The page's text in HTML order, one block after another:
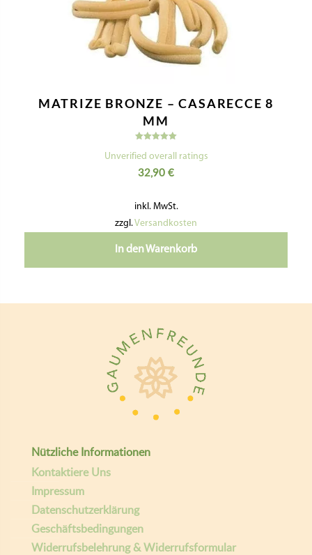
MATRIZE BRONZE – CASARECCE 8
MM
mit
von 5
Unverified overall ratings
32,90 €
inkl. MwSt.
zzgl.Versandkosten
In den Warenkorb
Nützliche Informationen
Kontaktiere Uns
Impressum
Datenschutzerklärung
Geschäftsbedingungen
Widerrufsbelehrung & Widerrufsformular